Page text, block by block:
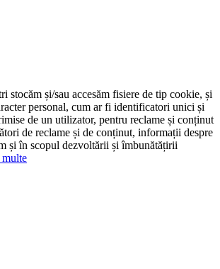
stocăm și/sau accesăm fisiere de tip cookie, și
personal, cum ar fi identificatori unici și
de un utilizator, pentru reclame și conținut
de reclame și de conținut, informații despre
și în scopul dezvoltării și îmbunătățirii